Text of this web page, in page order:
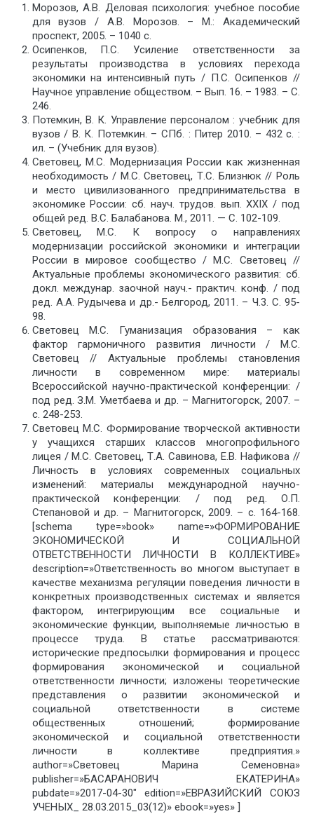
Морозов, А.В. Деловая психология: учебное пособие
для вузов / А.В. Морозов. – М.: Академический
проспект, 2005. – 1040 с.
Осипенков, П.С. Усиление ответственности за
результаты производства в условиях перехода
экономики на интенсивный путь / П.С. Осипенков //
Научное управление обществом. – Вып. 16. – 1983. – С.
246.
Потемкин, В. К. Управление персоналом : учебник для
вузов / В. К. Потемкин. – СПб. : Питер 2010. – 432 с. :
ил. – (Учебник для вузов).
Световец, М.С. Модернизация России как жизненная
необходимость / М.С. Световец, Т.С. Близнюк // Роль
и место цивилизованного предпринимательства в
экономике России: сб. науч. трудов. вып. XXIX / под
общей ред. В.С. Балабанова. М., 2011. — С. 102-109.
Световец, М.С. К вопросу о направлениях
модернизации российской экономики и интеграции
России в мировое сообщество / М.С. Световец //
Актуальные проблемы экономического развития: сб.
докл. междунар. заочной науч.- практич. конф. / под
ред. А.А. Рудычева и др.- Белгород, 2011. – Ч.3. С. 95-
98.
Световец М.С. Гуманизация образования – как
фактор гармоничного развития личности / М.С.
Световец // Актуальные проблемы становления
личности в современном мире: материалы
Всероссийской научно-практической конференции: /
под ред. З.М. Уметбаева и др. – Магнитогорск, 2007. –
с. 248-253.
Световец М.С. Формирование творческой активности
у учащихся старших классов многопрофильного
лицея / М.С. Световец, Т.А. Савинова, Е.В. Нафикова //
Личность в условиях современных социальных
изменений: материалы международной научно-
практической конференции: / под ред. О.П.
Степановой и др. – Магнитогорск, 2009. – с. 164-168.
[schema type=»book» name=»ФОРМИРОВАНИЕ
ЭКОНОМИЧЕСКОЙ И СОЦИАЛЬНОЙ
ОТВЕТСТВЕННОСТИ ЛИЧНОСТИ В КОЛЛЕКТИВЕ»
description=»Ответственность во многом выступает в
качестве механизма регуляции поведения личности в
конкретных производственных системах и является
фактором, интегрирующим все социальные и
экономические функции, выполняемые личностью в
процессе труда. В статье рассматриваются:
исторические предпосылки формирования и процесс
формирования экономической и социальной
ответственности личности; изложены теоретические
представления о развитии экономической и
социальной ответственности в системе
общественных отношений; формирование
экономической и социальной ответственности
личности в коллективе предприятия.»
author=»Световец Марина Семеновна»
publisher=»БАСАРАНОВИЧ ЕКАТЕРИНА»
pubdate=»2017-04-30″ edition=»ЕВРАЗИЙСКИЙ СОЮЗ
УЧЕНЫХ_ 28.03.2015_03(12)» ebook=»yes» ]